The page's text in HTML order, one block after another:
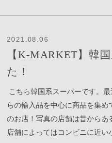
見た目も可愛くてなんだかそ
コーティングしたブリュレタイ
の配達時間を教えてもらいま
もあって、遅れはありましたが
の人が車で運んできてくれた
てるだけでテンション上がり
ォ(6万5千ドン)クリームどうや
か？？修業しに行きたい！こち
2021.08.06
【K-MARKET】韓
た！
こちら韓国系スーパーです。
らの輸入品を中心に商品を集
のお店！写真の店舗は昔からあ
店舗によってはコンビニに近